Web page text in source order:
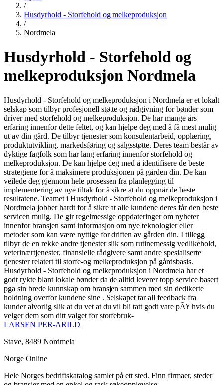
/
Husdyrhold - Storfehold og melkeproduksjon
/
Nordmela
Husdyrhold - Storfehold og
melkeproduksjon Nordmela
Husdyrhold - Storfehold og melkeproduksjon i Nordmela er et lokalt
selskap som tilbyr profesjonell støtte og rådgivning for bønder som
driver med storfehold og melkeproduksjon. De har mange års
erfaring innenfor dette feltet, og kan hjelpe deg med å få mest mulig
ut av din gård. De tilbyr tjenester som konsulentarbeid, opplæring,
produktutvikling, markedsføring og salgsstøtte. Deres team består av
dyktige fagfolk som har lang erfaring innenfor storfehold og
melkeproduksjon. De kan hjelpe deg med å identifisere de beste
strategiene for å maksimere produksjonen på gården din. De kan
veilede deg gjennom hele prosessen fra planlegging til
implementering av nye tiltak for å sikre at du oppnår de beste
resultatene. Teamet i Husdyrhold - Storfehold og melkeproduksjon i
Nordmela jobber hardt for å sikre at alle kundene deres får den beste
servicen mulig. De gir regelmessige oppdateringer om nyheter
innenfor bransjen samt informasjon om nye teknologier eller
metoder som kan være nyttige for driften av gården din. I tillegg
tilbyr de en rekke andre tjenester slik som rutinemessig vedlikehold,
veterinærtjenester, finansielle rådgivere samt andre spesialiserte
tjenester relatert til storfe-og melkeproduksjon på gårdsbasis.
Husdyrhold - Storfehold og melkeproduksjon i Nordmela har et
godt rykte blant lokale bønder da de alltid leverer topp service basert
pga sin brede kunnskap om bransjen sammen med sin dedikerte
holdning overfor kundene sine . Selskapet tar all feedback fra
kunder alvorlig slik at du vet at du vil bli tatt godt vare pÃ¥ hvis du
velger dem som ditt valget for storfebruk-
LARSEN PER-ARILD
Stave, 8489 Nordmela
Norge Online
Hele Norges bedriftskatalog samlet på ett sted. Finn firmaer, steder